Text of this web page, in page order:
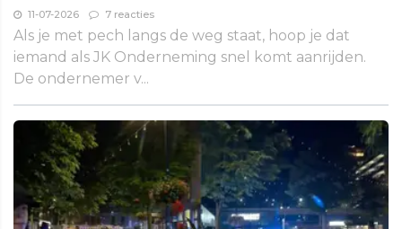
11-07-2026 7 reacties
Als je met pech langs de weg staat, hoop je dat
iemand als JK Onderneming snel komt aanrijden.
De ondernemer v...